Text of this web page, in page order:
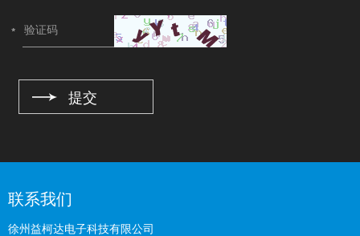
联系我们
徐州益柯达电子科技有限公司